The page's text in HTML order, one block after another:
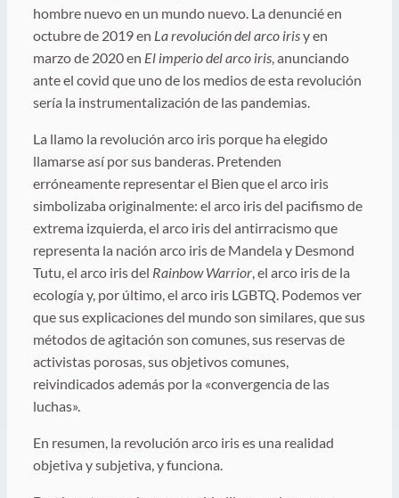
hombre nuevo en un mundo nuevo. La denuncié en
octubre de 2019 en La revolución del arco irisy en
marzo de 2020 en El imperio del arco iris, anunciando
ante el covid que uno de los medios de esta revolución
sería la instrumentalización de las pandemias.
La llamo la revolución arco iris porque ha elegido
llamarse así por sus banderas. Pretenden
erróneamente representar el Bien que el arco iris
simbolizaba originalmente: el arco iris del pacifismo de
extrema izquierda, el arco iris del antirracismo que
representa la nación arco iris de Mandela y Desmond
Tutu, el arco iris del Rainbow Warrior, el arco iris de la
ecología y, por último, el arco iris LGBTQ. Podemos ver
que sus explicaciones del mundo son similares, que sus
métodos de agitación son comunes, sus reservas de
activistas porosas, sus objetivos comunes,
reivindicados además por la «convergencia de las
luchas».
En resumen, la revolución arco iris es una realidad
objetiva y subjetiva, y funciona.